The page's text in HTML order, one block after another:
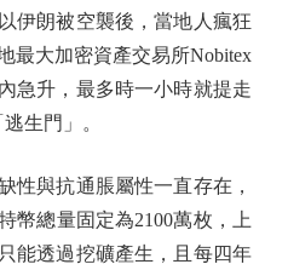
伊朗被空襲後，當地人瘋狂
最大加密資產交易所Nobitex
急升，最多時一小時就提走
生門」。
與抗通脹屬性一直存在，
幣總量固定為2100萬枚，上
能透過挖礦產生，且每四年